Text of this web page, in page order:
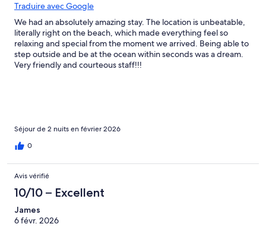
Traduire avec Google
We had an absolutely amazing stay. The location is unbeatable,
literally right on the beach, which made everything feel so
relaxing and special from the moment we arrived. Being able to
step outside and be at the ocean within seconds was a dream.
Very friendly and courteous staff!!!
Séjour de 2 nuits en février 2026
0
Avis vérifié
10/10 – Excellent
James
6 févr. 2026